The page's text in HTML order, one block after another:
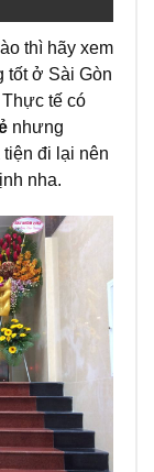
thì hãy xem
tốt ở Sài Gòn
tế có
nhưng
đi lại nên
nha.